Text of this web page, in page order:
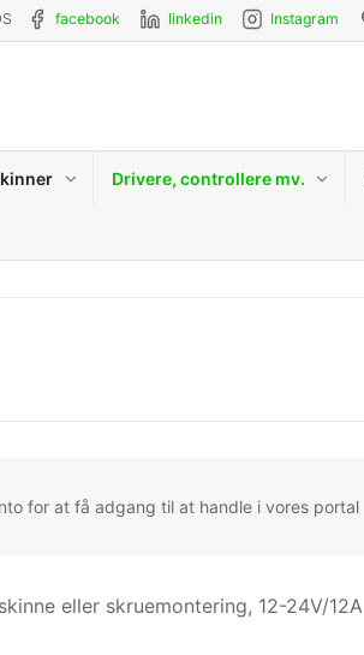
facebook linkedin Instagram
Drivere, controllere mv.
for at få adgang til at handle i vores portal
eller skruemontering, 12-24V/12A